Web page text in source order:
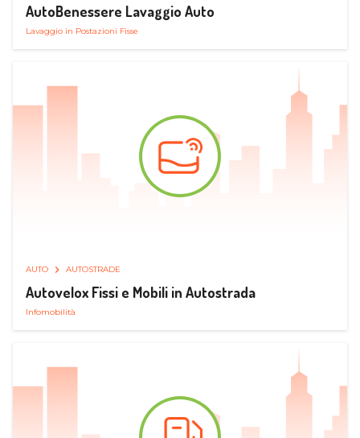
AutoBenessere Lavaggio Auto
Lavaggio in Postazioni Fisse
AUTO AUTOSTRADE
Autovelox Fissi e Mobili in Autostrada
Infomobilità